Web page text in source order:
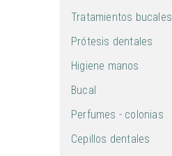
Tratamientos bucales
Prótesis dentales
Higiene manos
Bucal
Perfumes - colonias
Cepillos dentales